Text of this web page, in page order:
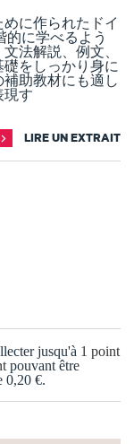
に作られたドイ
的に学べるよう
法解説、例文、
をしっかり身に
助教材にも適し
現す
LIRE UN EXTRAIT
jusqu'à 1 point
pouvant être
0,20 €.